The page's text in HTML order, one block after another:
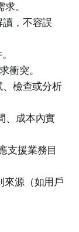
。
讀，不容誤
衝突。
、檢查或分析
、成本內實
支援業務目
來源（如用戶